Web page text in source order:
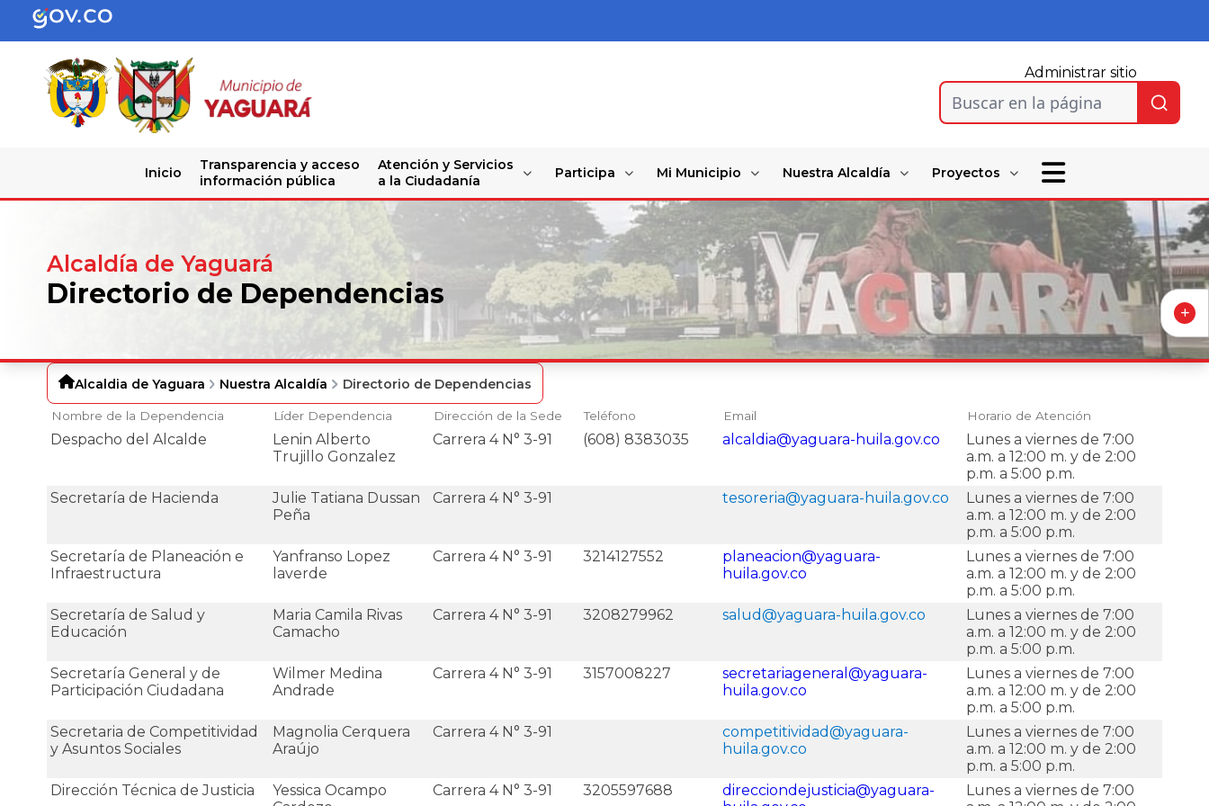
Administrar sitio
Buscar en la página
Inicio
Transparencia y acceso
información pública
Atención y Servicios
a la Ciudadanía
Participa Mi Municipio Nuestra Alcaldía Proyectos
Alcaldía de Yaguará
Directorio de Dependencias
Alcaldia de Yaguara Nuestra Alcaldía Directorio de Dependencias
Nombre de la Dependencia Líder Dependencia Dirección de la Sede Teléfono Email Horario de Atención
Despacho del Alcalde
Lenin Alberto
Trujillo Gonzalez
Carrera 4 N° 3-91 (608) 8383035 alcaldia@yaguara-huila.gov.co
Lunes a viernes de 7:00
a.m. a 12:00 m. y de 2:00
p.m. a 5:00 p.m.
Secretaría de Hacienda
Julie Tatiana Dussan
Peña
Carrera 4 N° 3-91 tesoreria@yaguara-huila.gov.co
Lunes a viernes de 7:00
a.m. a 12:00 m. y de 2:00
p.m. a 5:00 p.m.
Secretaría de Planeación e
Infraestructura
Yanfranso Lopez
laverde
Carrera 4 N° 3-91 3214127552
planeacion@yaguara-
huila.gov.co
Lunes a viernes de 7:00
a.m. a 12:00 m. y de 2:00
p.m. a 5:00 p.m.
Secretaría de Salud y
Educación
Maria Camila Rivas
Camacho
Carrera 4 N° 3-91 3208279962 salud@yaguara-huila.gov.co
Lunes a viernes de 7:00
a.m. a 12:00 m. y de 2:00
p.m. a 5:00 p.m.
Secretaría General y de
Participación Ciudadana
Wilmer Medina
Andrade
Carrera 4 N° 3-91 3157008227
secretariageneral@yaguara-
huila.gov.co
Lunes a viernes de 7:00
a.m. a 12:00 m. y de 2:00
p.m. a 5:00 p.m.
Secretaria de Competitividad
y Asuntos Sociales
Magnolia Cerquera
Araújo
Carrera 4 N° 3-91
competitividad@yaguara-
huila.gov.co
Lunes a viernes de 7:00
a.m. a 12:00 m. y de 2:00
p.m. a 5:00 p.m.
Dirección Técnica de Justicia
Yessica Ocampo
Carrera 4 N° 3-91 3205597688
direcciondejusticia@yaguara-
Lunes a viernes de 7:00